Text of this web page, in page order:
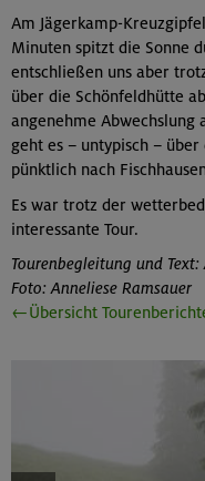
Am Jägerkamp-
Minuten spitzt die Sonne
entschließen uns aber
über die Schönfeldhütte
angenehme Abwechslung
geht es – untypisch –
pünktlich nach
Es war trotz der
interessante Tour.
Tourenbegleitung und
Foto: Anneliese Ramsauer
←Übersicht